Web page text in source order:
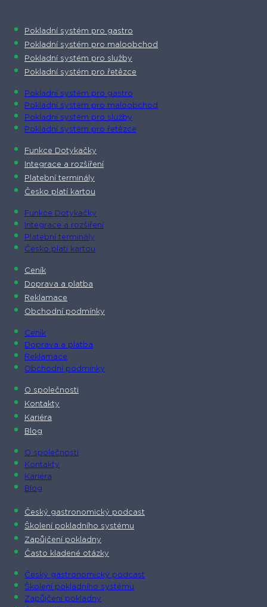
Pokladní systém pro gastro
Pokladní systém pro maloobchod
Pokladní systém pro služby
Pokladní systém pro řetězce
Pokladní systém pro gastro
Pokladní systém pro maloobchod
Pokladní systém pro služby
Pokladní systém pro řetězce
Funkce Dotykačky
Integrace a rozšíření
Platební terminály
Česko platí kartou
Funkce Dotykačky
Integrace a rozšíření
Platební terminály
Česko platí kartou
Ceník
Doprava a platba
Reklamace
Obchodní podmínky
Ceník
Doprava a platba
Reklamace
Obchodní podmínky
O společnosti​
Kontakty
Kariéra
Blog
O společnosti​
Kontakty
Kariéra
Blog
Český gastronomický podcast​
Školení pokladního systému
Zapůjčení pokladny
Často kladené otázky
Český gastronomický podcast​
Školení pokladního systému
Zapůjčení pokladny